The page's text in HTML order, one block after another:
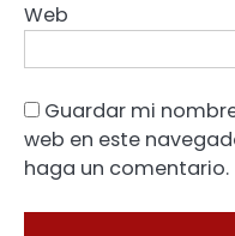
Web
Guardar mi
web en este
haga un comentario.